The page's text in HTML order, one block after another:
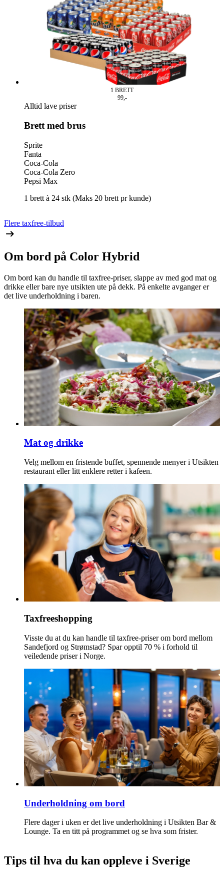
1 BRETT
99,-
Alltid lave priser
Brett med brus
Sprite
Fanta
Coca-Cola
Coca-Cola Zero
Pepsi Max
1 brett à 24 stk (Maks 20 brett pr kunde)
Flere taxfree-tilbud
Om bord på Color Hybrid
Om bord kan du handle til taxfree-priser, slappe av med god mat og
drikke eller bare nye utsikten ute på dekk. På enkelte avganger er
det live underholdning i baren.
Mat og drikke
Velg mellom en fristende buffet, spennende menyer i Utsikten
restaurant eller litt enklere retter i kafeen.
Taxfreeshopping
Visste du at du kan handle til taxfree-priser om bord mellom
Sandefjord og Strømstad? Spar opptil 70 % i forhold til
veiledende priser i Norge.
Underholdning om bord
Flere dager i uken er det live underholdning i Utsikten Bar &
Lounge. Ta en titt på programmet og se hva som frister.
Tips til hva du kan oppleve i Sverige